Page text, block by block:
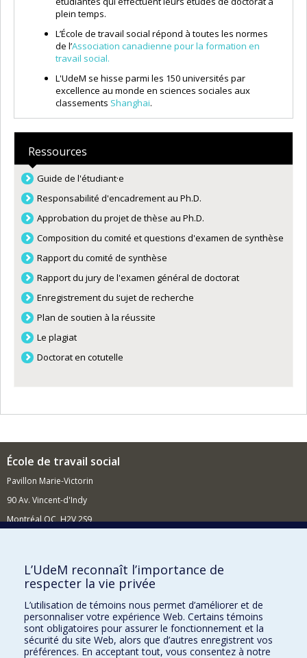
plein temps.
L’École de travail social répond à toutes les normes
de l’Association canadienne pour la formation en
travail social.
L'UdeM se hisse parmi les 150 universités par
excellence au monde en sciences sociales aux
classements Shanghai.
Ressources
Guide de l'étudiant·e
Responsabilité d'encadrement au Ph.D.
Approbation du projet de thèse au Ph.D.
Composition du comité et questions d'examen de synthèse
Rapport du comité de synthèse
Rapport du jury de l'examen général de doctorat
Enregistrement du sujet de recherche
Plan de soutien à la réussite
Le plagiat
Doctorat en cotutelle
École de travail social
Pavillon Marie-Victorin
90 Av. Vincent-d'Indy
Montréal QC H2V 2S9
Comment soutenir l'École?
BESOIN D'AIDE?
Plan du site
Signaler une erreur
Accessibilité
L’UdeM reconnaît l’importance de
respecter la vie privée
L’utilisation de témoins nous permet d’améliorer et de
personnaliser votre expérience Web. Certains témoins
sont obligatoires pour assurer le fonctionnement et la
sécurité du site Web, alors que d’autres enregistrent vos
préférences. En acceptant tout, vous consentez à notre